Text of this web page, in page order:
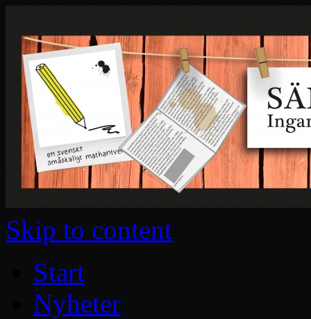
Skip to content
Start
Nyheter